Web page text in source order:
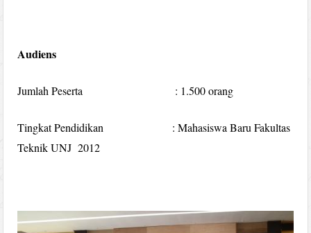
Audiens
Jumlah Peserta : 1.500 orang
Tingkat Pendidikan : Mahasiswa Baru Fakultas
Teknik UNJ 2012